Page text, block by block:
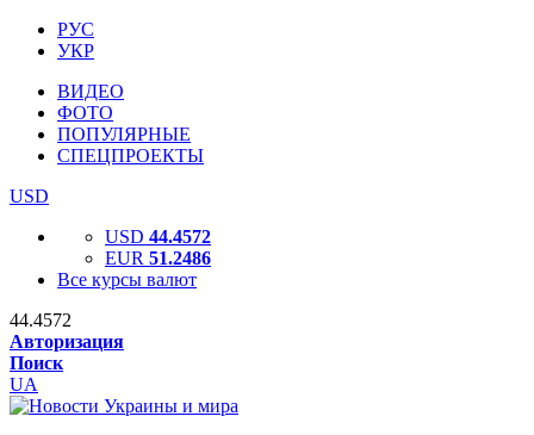
РУС
УКР
ВИДЕО
ФОТО
ПОПУЛЯРНЫЕ
СПЕЦПРОЕКТЫ
USD
USD 44.4572
EUR 51.2486
Все курсы валют
44.4572
Авторизация
Поиск
UA